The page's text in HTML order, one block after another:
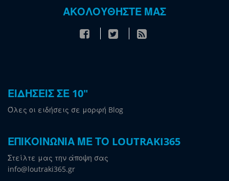
ΑΚΟΛΟΥΘΗΣΤΕ ΜΑΣ
ΕΙΔΗΣΕΙΣ ΣΕ 10"
Όλες οι ειδήσεις σε μορφή Blog
ΕΠΙΚΟΙΝΩΝΙΑ ΜΕ ΤΟ LOUTRAKI365
Στείλτε μας την άποψη σας
info@loutraki365.gr